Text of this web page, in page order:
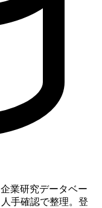
業研究データベー
手確認で整理。登